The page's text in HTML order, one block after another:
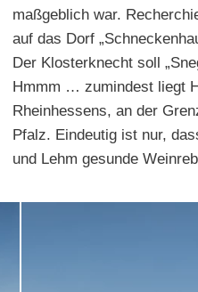
maßgeblich war.
auf das Dorf
Der Klosterknecht soll
Hmmm … zumindest liegt
Rheinhessens, an der
Pfalz. Eindeutig ist nur,
und Lehm gesunde